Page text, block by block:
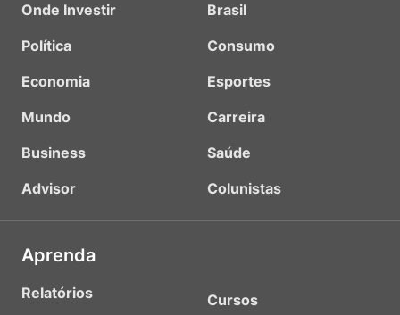
Onde Investir
Política
Economia
Mundo
Business
Advisor
Brasil
Consumo
Esportes
Carreira
Saúde
Colunistas
Aprenda
Relatórios
Cursos